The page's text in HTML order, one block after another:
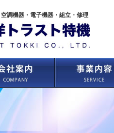
調機器・電子機器・組立・修理